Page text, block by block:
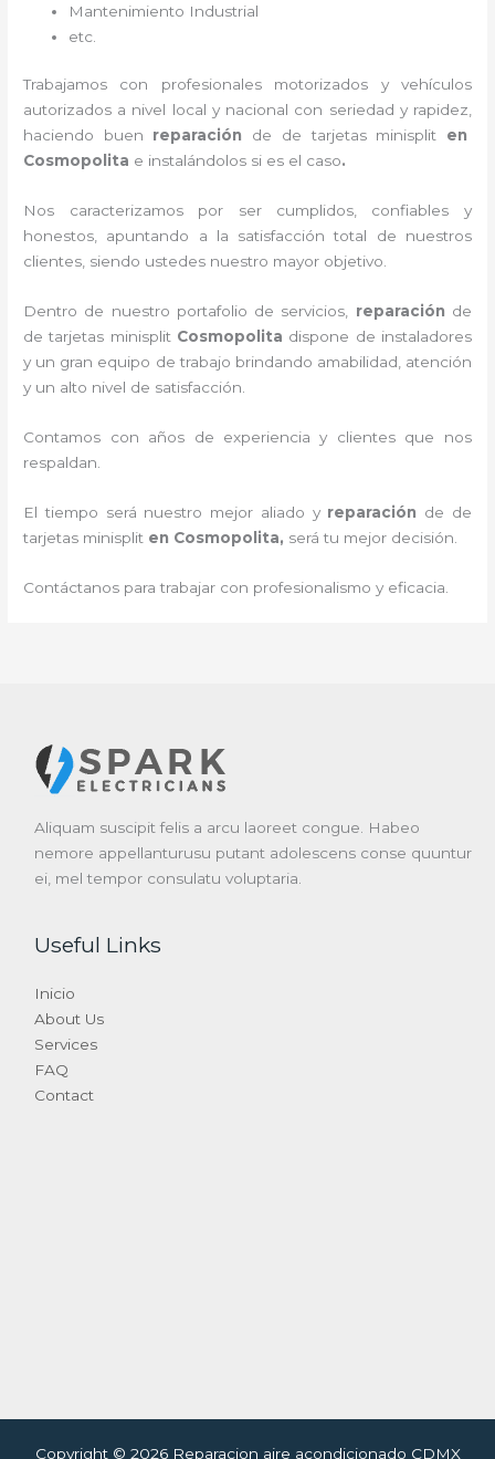
Mantenimiento Industrial
etc.
Trabajamos con profesionales motorizados y vehículos
autorizados a nivel local y nacional con seriedad y rapidez,
haciendo buen reparación de de tarjetas minisplit en
Cosmopolita e instalándolos si es el caso.
Nos caracterizamos por ser cumplidos, confiables y
honestos, apuntando a la satisfacción total de nuestros
clientes, siendo ustedes nuestro mayor objetivo.
Dentro de nuestro portafolio de servicios, reparación de
de tarjetas minisplit Cosmopolita dispone de instaladores
y un gran equipo de trabajo brindando amabilidad, atención
y un alto nivel de satisfacción.
Contamos con años de experiencia y clientes que nos
respaldan.
El tiempo será nuestro mejor aliado y reparación de de
tarjetas minisplit en Cosmopolita, será tu mejor decisión.
Contáctanos para trabajar con profesionalismo y eficacia.
Aliquam suscipit felis a arcu laoreet congue. Habeo
nemore appellanturusu putant adolescens conse quuntur
ei, mel tempor consulatu voluptaria.
Useful Links
Inicio
About Us
Services
FAQ
Contact
Copyright © 2026 Reparacion aire acondicionado CDMX